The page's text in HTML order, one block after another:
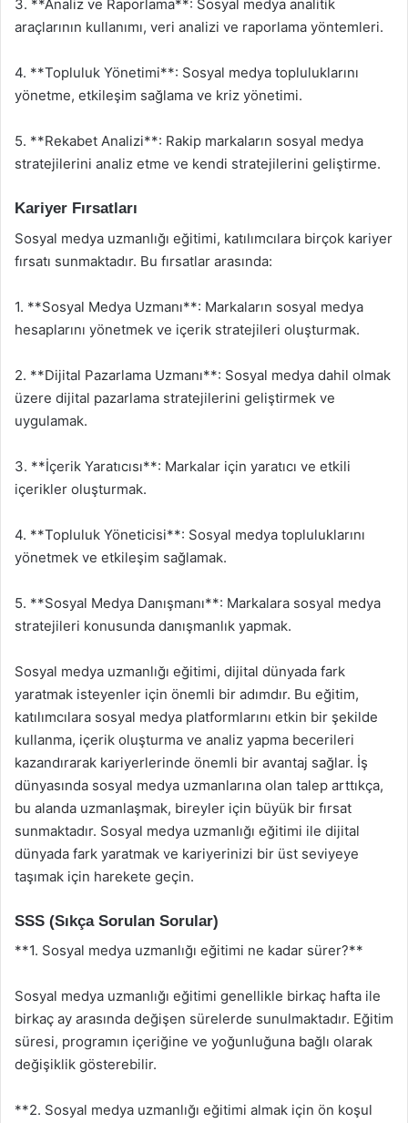
3. **Analiz ve Raporlama**: Sosyal medya analitik
araçlarının kullanımı, veri analizi ve raporlama yöntemleri.
4. **Topluluk Yönetimi**: Sosyal medya topluluklarını
yönetme, etkileşim sağlama ve kriz yönetimi.
5. **Rekabet Analizi**: Rakip markaların sosyal medya
stratejilerini analiz etme ve kendi stratejilerini geliştirme.
Kariyer Fırsatları
Sosyal medya uzmanlığı eğitimi, katılımcılara birçok kariyer
fırsatı sunmaktadır. Bu fırsatlar arasında:
1. **Sosyal Medya Uzmanı**: Markaların sosyal medya
hesaplarını yönetmek ve içerik stratejileri oluşturmak.
2. **Dijital Pazarlama Uzmanı**: Sosyal medya dahil olmak
üzere dijital pazarlama stratejilerini geliştirmek ve
uygulamak.
3. **İçerik Yaratıcısı**: Markalar için yaratıcı ve etkili
içerikler oluşturmak.
4. **Topluluk Yöneticisi**: Sosyal medya topluluklarını
yönetmek ve etkileşim sağlamak.
5. **Sosyal Medya Danışmanı**: Markalara sosyal medya
stratejileri konusunda danışmanlık yapmak.
Sosyal medya uzmanlığı eğitimi, dijital dünyada fark
yaratmak isteyenler için önemli bir adımdır. Bu eğitim,
katılımcılara sosyal medya platformlarını etkin bir şekilde
kullanma, içerik oluşturma ve analiz yapma becerileri
kazandırarak kariyerlerinde önemli bir avantaj sağlar. İş
dünyasında sosyal medya uzmanlarına olan talep arttıkça,
bu alanda uzmanlaşmak, bireyler için büyük bir fırsat
sunmaktadır. Sosyal medya uzmanlığı eğitimi ile dijital
dünyada fark yaratmak ve kariyerinizi bir üst seviyeye
taşımak için harekete geçin.
SSS (Sıkça Sorulan Sorular)
**1. Sosyal medya uzmanlığı eğitimi ne kadar sürer?**
Sosyal medya uzmanlığı eğitimi genellikle birkaç hafta ile
birkaç ay arasında değişen sürelerde sunulmaktadır. Eğitim
süresi, programın içeriğine ve yoğunluğuna bağlı olarak
değişiklik gösterebilir.
**2. Sosyal medya uzmanlığı eğitimi almak için ön koşul